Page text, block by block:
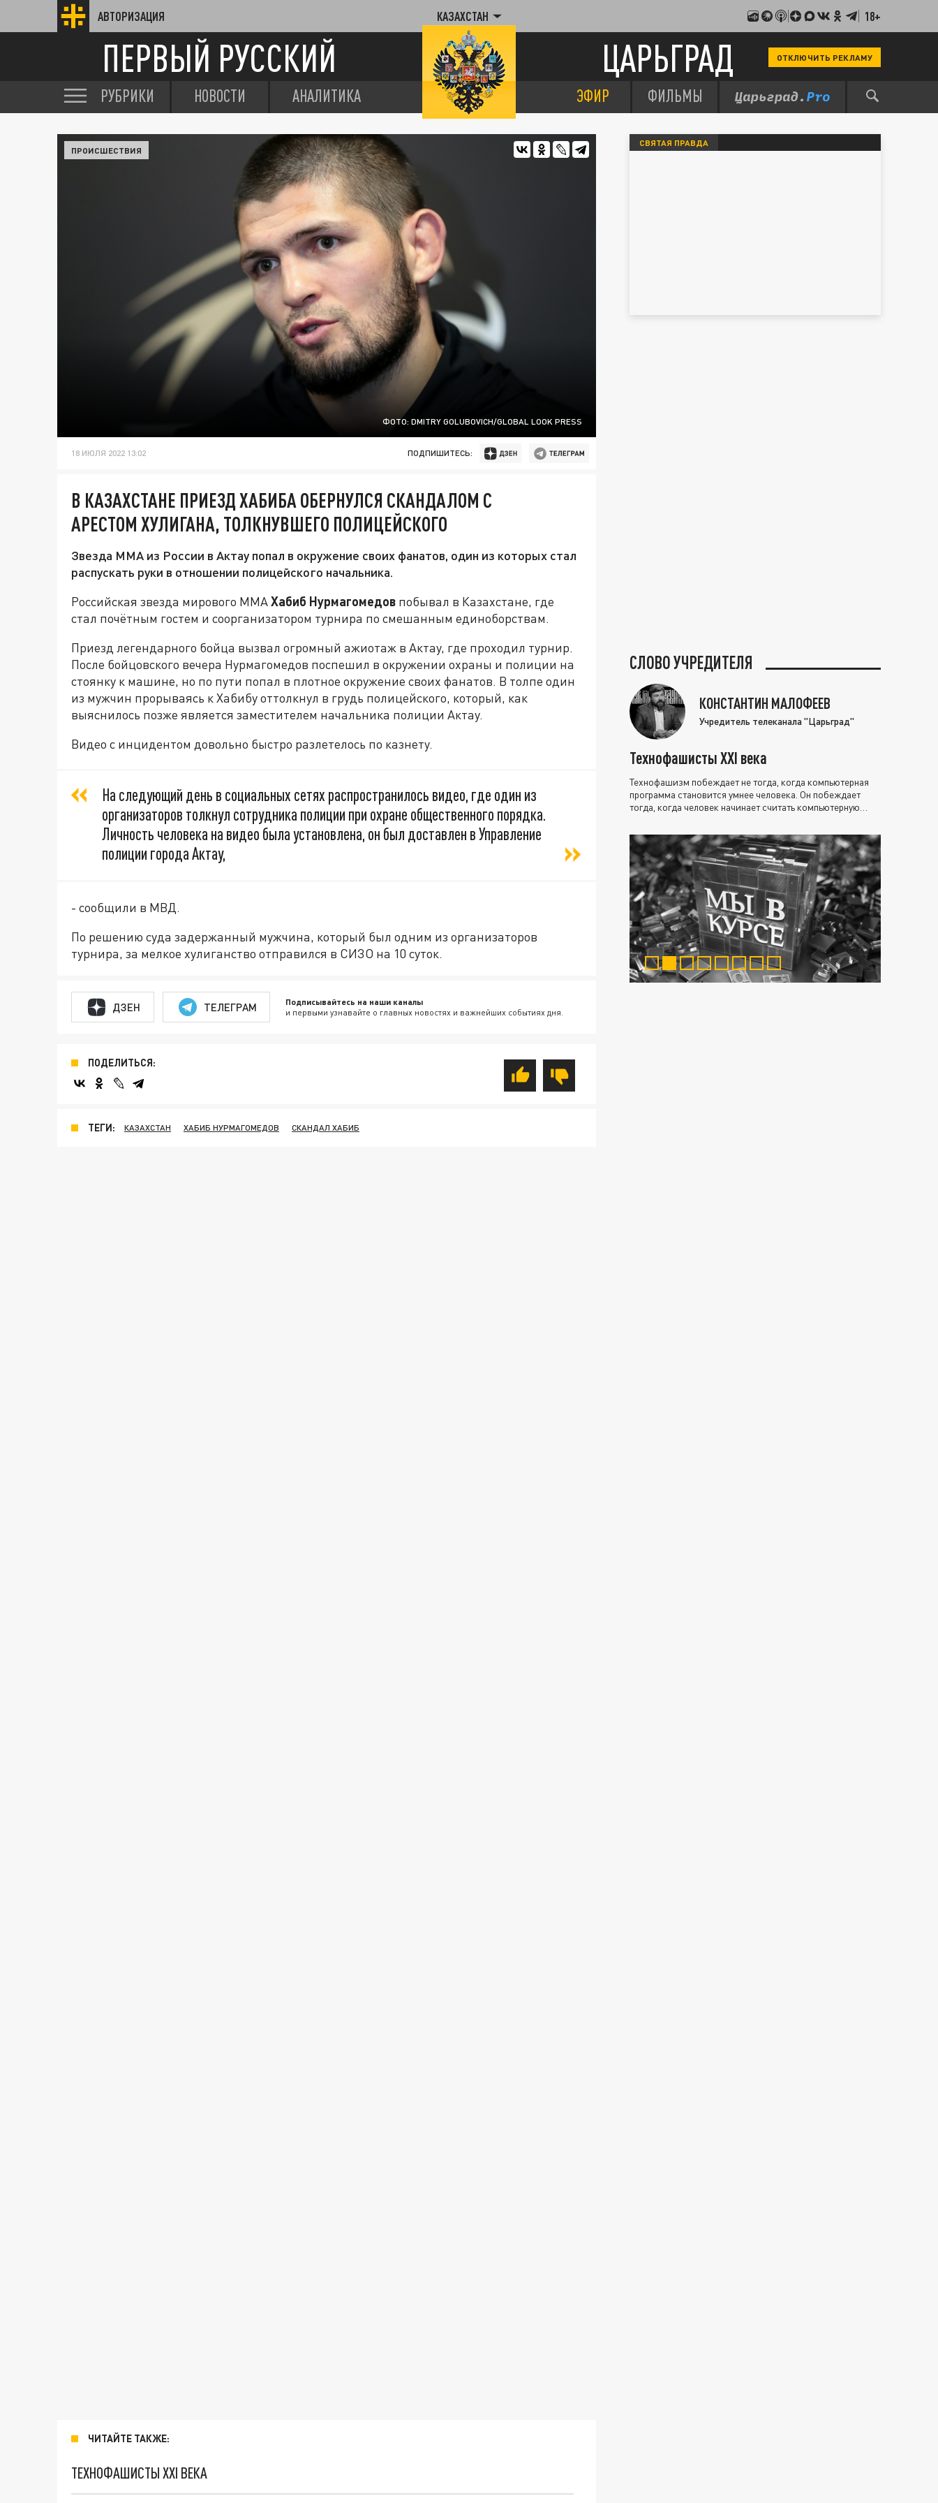
АВТОРИЗАЦИЯ КАЗАХСТАН 18+
ПЕРВЫЙ РУССКИЙ ЦАРЬГРАД ОТКЛЮЧИТЬ РЕКЛАМУ
РУБРИКИ НОВОСТИ АНАЛИТИКА ЭФИР ФИЛЬМЫ
ФОТО: DMITRY GOLUBOVICH/GLOBAL LOOK PRESS
ПРОИСШЕСТВИЯ
18 ИЮЛЯ 2022 13:02 ПОДПИШИТЕСЬ:
В КАЗАХСТАНЕ ПРИЕЗД ХАБИБА ОБЕРНУЛСЯ СКАНДАЛОМ С
АРЕСТОМ ХУЛИГАНА, ТОЛКНУВШЕГО ПОЛИЦЕЙСКОГО
Звезда ММА из России в Актау попал в окружение своих фанатов, один из которых стал
распускать руки в отношении полицейского начальника.
Российская звезда мирового ММАХабиб Нурмагомедов побывал в Казахстане, где
стал почётным гостем и соорганизатором турнира по смешанным единоборствам.
Приезд легендарного бойца вызвал огромный ажиотаж в Актау, где проходил турнир.
После бойцовского вечера Нурмагомедов поспешил в окружении охраны и полиции на
стоянку к машине, но по пути попал в плотное окружение своих фанатов. В толпе один
из мужчин прорываясь к Хабибу оттолкнул в грудь полицейского, который, как
выяснилось позже является заместителем начальника полиции Актау.
Видео с инцидентом довольно быстро разлетелось по казнету.
На следующий день в социальных сетях распространилось видео, где один из
организаторов толкнул сотрудника полиции при охране общественного порядка.
Личность человека на видео была установлена, он был доставлен в Управление
полиции города Актау,
- сообщили в МВД.
По решению суда задержанный мужчина, который был одним из организаторов
турнира, за мелкое хулиганство отправился в СИЗО на 10 суток.
ДЗЕН ТЕЛЕГРАМ Подписывайтесь на наши каналы
и первыми узнавайте о главных новостях и важнейших событиях дня.
ПОДЕЛИТЬСЯ:
ТЕГИ: КАЗАХСТАН ХАБИБ НУРМАГОМЕДОВ СКАНДАЛ ХАБИБ
ЧИТАЙТЕ ТАКЖЕ:
ТЕХНОФАШИСТЫ XXI ВЕКА
СВЯТАЯ ПРАВДА
СЛОВО УЧРЕДИТЕЛЯ
КОНСТАНТИН МАЛОФЕЕВ
Учредитель телеканала "Царьград"
Технофашисты XXI века
Технофашизм побеждает не тогда, когда компьютерная
программа становится умнее человека. Он побеждает
тогда, когда человек начинает считать компьютерную